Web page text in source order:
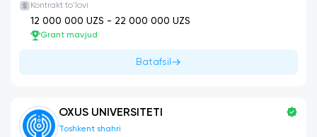
Kontrakt to'lovi
12 000 000 UZS - 22 000 000 UZS
Grant mavjud
Batafsil
OXUS UNIVERSITETI
Toshkent shahri